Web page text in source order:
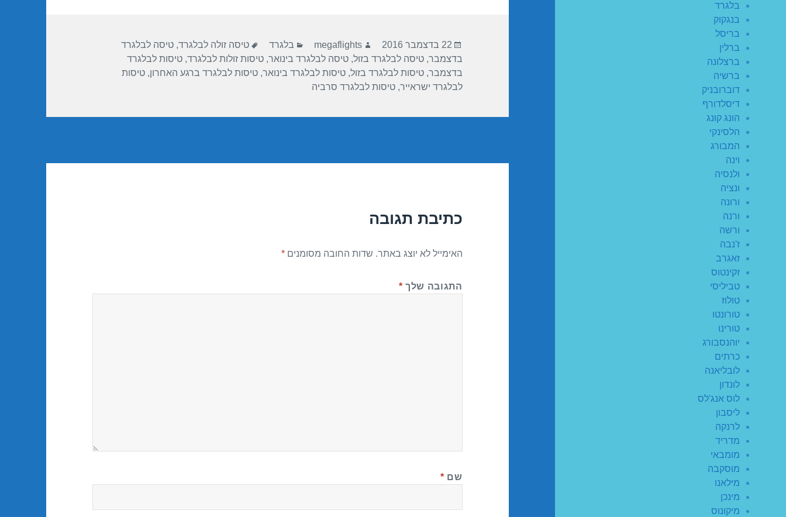
בלגרד
בנגקוק
בריסל
ברלין
ברצלונה
ברשיה
דוברובניק
דיסלדורף
הונג קונג
הלסינקי
המבורג
וינה
ולנסיה
ונציה
ורונה
ורנה
ורשה
ז'נבה
זאגרב
זקינטוס
טביליסי
טולוז
טורונטו
טורינו
יוהנסבורג
כרתים
לובליאנה
לונדון
לוס אנג'לס
ליסבון
לרנקה
מדריד
מומבאי
מוסקבה
מילאנו
מינכן
מיקונוס
o
o
k
m
p
p
פורסם
בתאריך
22 בדצמבר 2016 מחבר
megaflights קטגוריות
בלגרד תגיות
טיסה זולה לבלגרד,טיסה לבלגרד
בדצמבר,טיסה לבלגרד בזול,טיסה לבלגרד בינואר,טיסות זולות לבלגרד,טיסות לבלגרד
בדצמבר,טיסות לבלגרד בזול,טיסות לבלגרד בינואר,טיסות לבלגרד ברגע האחרון,טיסות
לבלגרד ישראייר,טיסות לבלגרד סרביה
כתיבת תגובה
האימייל לא יוצג באתר. שדות החובה מסומנים*
התגובה שלך *
שם *